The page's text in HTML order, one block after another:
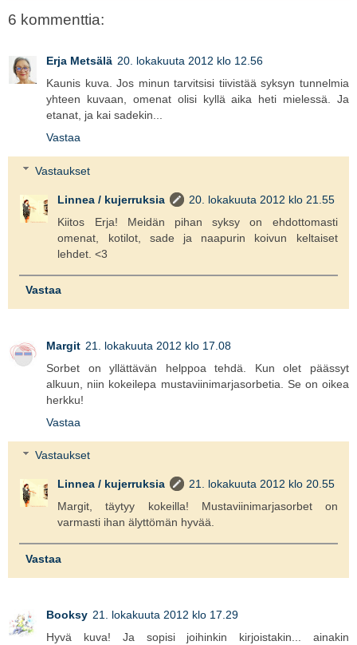
6 kommenttia:
Erja Metsälä 20. lokakuuta 2012 klo 12.56
Kaunis kuva. Jos minun tarvitsisi tiivistää syksyn tunnelmia
yhteen kuvaan, omenat olisi kyllä aika heti mielessä. Ja
etanat, ja kai sadekin...
Vastaa
Vastaukset
Linnea / kujerruksia
20. lokakuuta 2012 klo 21.55
Kiitos Erja! Meidän pihan syksy on ehdottomasti
omenat, kotilot, sade ja naapurin koivun keltaiset
lehdet. <3
Vastaa
Margit 21. lokakuuta 2012 klo 17.08
Sorbet on yllättävän helppoa tehdä. Kun olet päässyt
alkuun, niin kokeilepa mustaviinimarjasorbetia. Se on oikea
herkku!
Vastaa
Vastaukset
Linnea / kujerruksia
21. lokakuuta 2012 klo 20.55
Margit, täytyy kokeilla! Mustaviinimarjasorbet on
varmasti ihan älyttömän hyvää.
Vastaa
Booksy 21. lokakuuta 2012 klo 17.29
Hyvä kuva! Ja sopisi joihinkin kirjoistakin... ainakin